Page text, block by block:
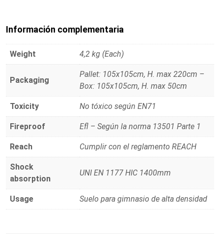
Información complementaria
Weight 4,2 kg (Each)
Packaging
Pallet: 105x105cm, H. max 220cm –
Box: 105x105cm, H. max 50cm
Toxicity No tóxico según EN71
Fireproof Efl – Según la norma 13501 Parte 1
Reach Cumplir con el reglamento REACH
Shock
absorption
UNI EN 1177 HIC 1400mm
Usage Suelo para gimnasio de alta densidad